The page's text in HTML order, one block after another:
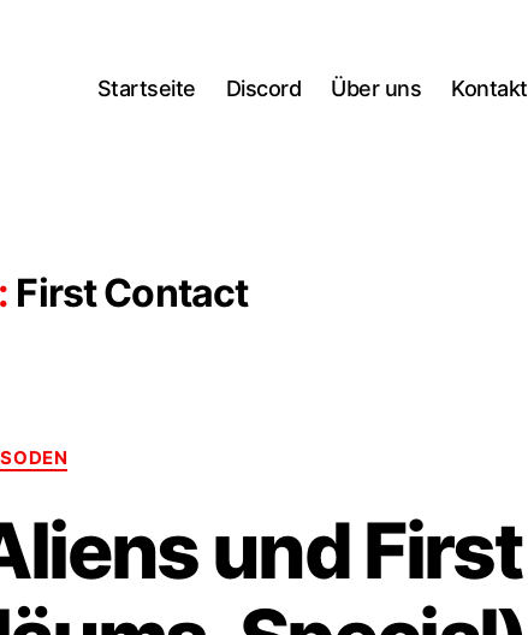
Startseite Discord Über uns Kontakt
First Contact
Kategorien
und First